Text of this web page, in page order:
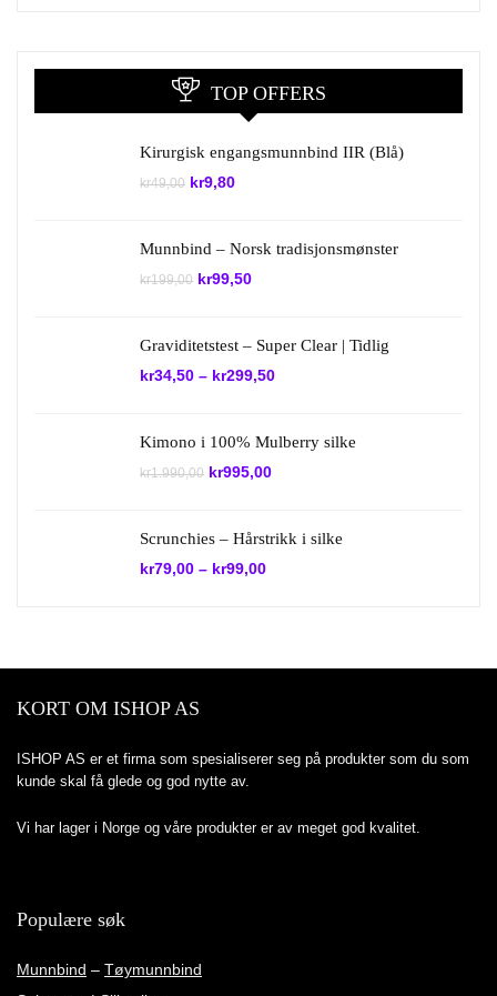
TOP OFFERS
Kirurgisk engangsmunnbind IIR (Blå)
kr49,00 Opprinnelig
kr9,80Nåværende
Munnbind – Norsk tradisjonsmønster
kr199,00 Opprinnelig
kr99,50Nåværende
Graviditetstest – Super Clear | Tidlig
kr34,50 – kr299,50
Kimono i 100% Mulberry silke
kr1.990,00 Opprinnelig
kr995,00Nåværende
Scrunchies – Hårstrikk i silke
kr79,00 – kr99,00
KORT OM ISHOP AS
ISHOP AS er et firma som spesialiserer seg på produkter som du som
kunde skal få glede og god nytte av.
Vi har lager i Norge og våre produkter er av meget god kvalitet.
Populære søk
Munnbind – Tøymunnbind